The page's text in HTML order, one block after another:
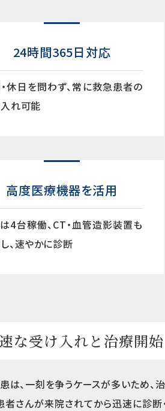
24時間365日対応
休日を問わず、常に救急患者の
れ可能
高度医療機器を活用
4台稼働、CT・血管造影装置も
、速やかに診断
な受け入れと治療開始
は、一刻を争うケースが多いため、
者さんが来院されてから迅速に診断